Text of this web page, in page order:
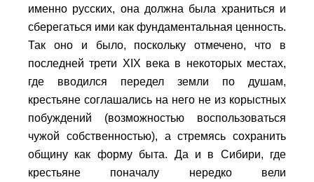
именно русских, она должна была храниться и
сберегаться ими как фундаментальная ценность.
Так оно и было, поскольку отмечено, что в
последней трети ХIХ века в некоторых местах,
где вводился передел земли по душам,
крестьяне соглашались на него не из корыстных
побуждений (возможностью воспользоваться
чужой собственностью), а стремясь сохранить
общину как форму быта. Да и в Сибири, где
крестьяне поначалу нередко вели